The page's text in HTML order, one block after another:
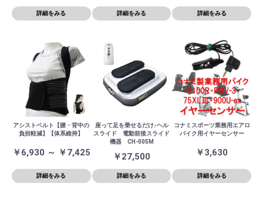
詳細をみる 詳細をみる 詳細をみる
アシストベルト【腰・背中の
負担軽減】【体系維持】
￥6,930 ～ ￥7,425
詳細をみる
座って足を乗せるだけ♪ヘル
スライド 電動前後スライド
機器 CH-005M
￥27,500
詳細をみる
コナミスポーツ業務用エアロ
バイク用イヤーセンサー
￥3,630
詳細をみる